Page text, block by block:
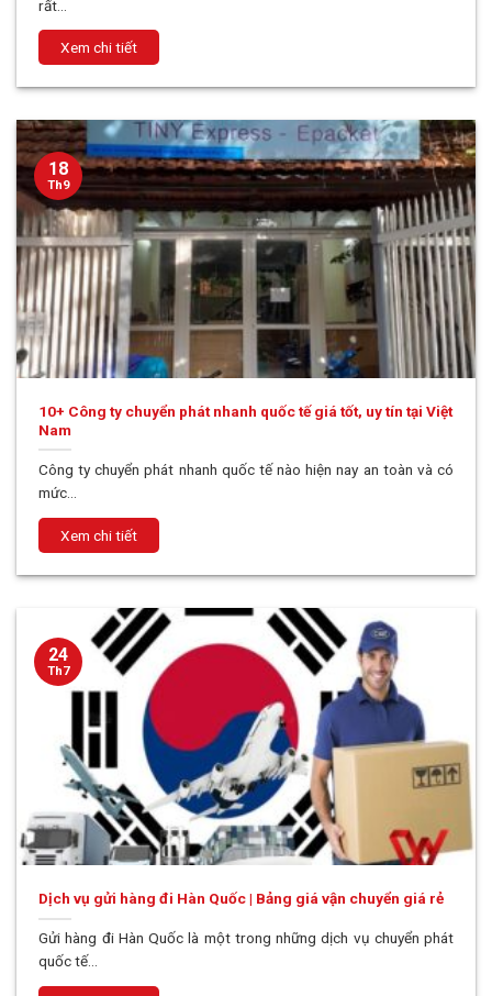
rất...
10+ Công ty chuyển phát nhanh quốc tế giá tốt, uy tín tại Việt
Nam
Công ty chuyển phát nhanh quốc tế nào hiện nay an toàn và có
mức...
18
Th9
Dịch vụ gửi hàng đi Hàn Quốc | Bảng giá vận chuyển giá rẻ
Gửi hàng đi Hàn Quốc là một trong những dịch vụ chuyển phát
quốc tế...
24
Th7